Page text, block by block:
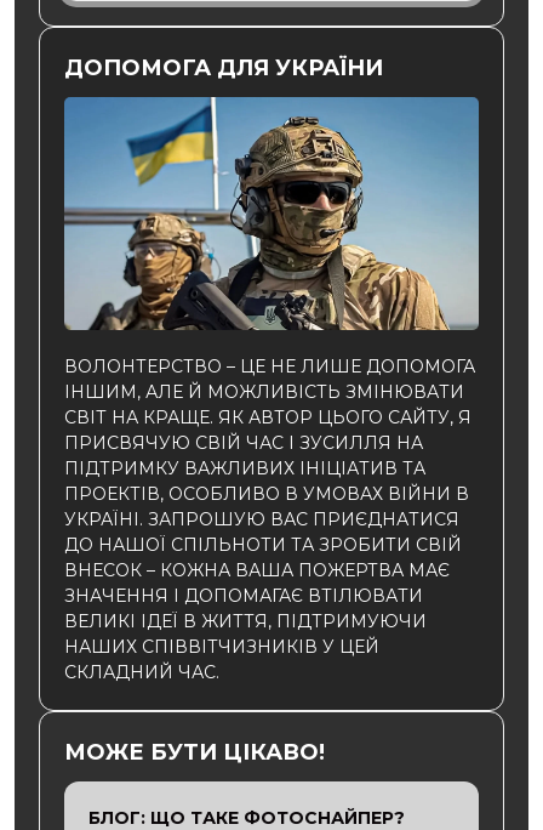
ДОПОМОГА ДЛЯ УКРАЇНИ
ВОЛОНТЕРСТВО – ЦЕ НЕ ЛИШЕ ДОПОМОГА
ІНШИМ, АЛЕ Й МОЖЛИВІСТЬ ЗМІНЮВАТИ
СВІТ НА КРАЩЕ. ЯК АВТОР ЦЬОГО САЙТУ, Я
ПРИСВЯЧУЮ СВІЙ ЧАС І ЗУСИЛЛЯ НА
ПІДТРИМКУ ВАЖЛИВИХ ІНІЦІАТИВ ТА
ПРОЕКТІВ, ОСОБЛИВО В УМОВАХ ВІЙНИ В
УКРАЇНІ. ЗАПРОШУЮ ВАС ПРИЄДНАТИСЯ
ДО НАШОЇ СПІЛЬНОТИ ТА ЗРОБИТИ СВІЙ
ВНЕСОК – КОЖНА ВАША ПОЖЕРТВА МАЄ
ЗНАЧЕННЯ І ДОПОМАГАЄ ВТІЛЮВАТИ
ВЕЛИКІ ІДЕЇ В ЖИТТЯ, ПІДТРИМУЮЧИ
НАШИХ СПІВВІТЧИЗНИКІВ У ЦЕЙ
СКЛАДНИЙ ЧАС.
МОЖЕ БУТИ ЦІКАВО!
БЛОГ: ЩО ТАКЕ ФОТОСНАЙПЕР?